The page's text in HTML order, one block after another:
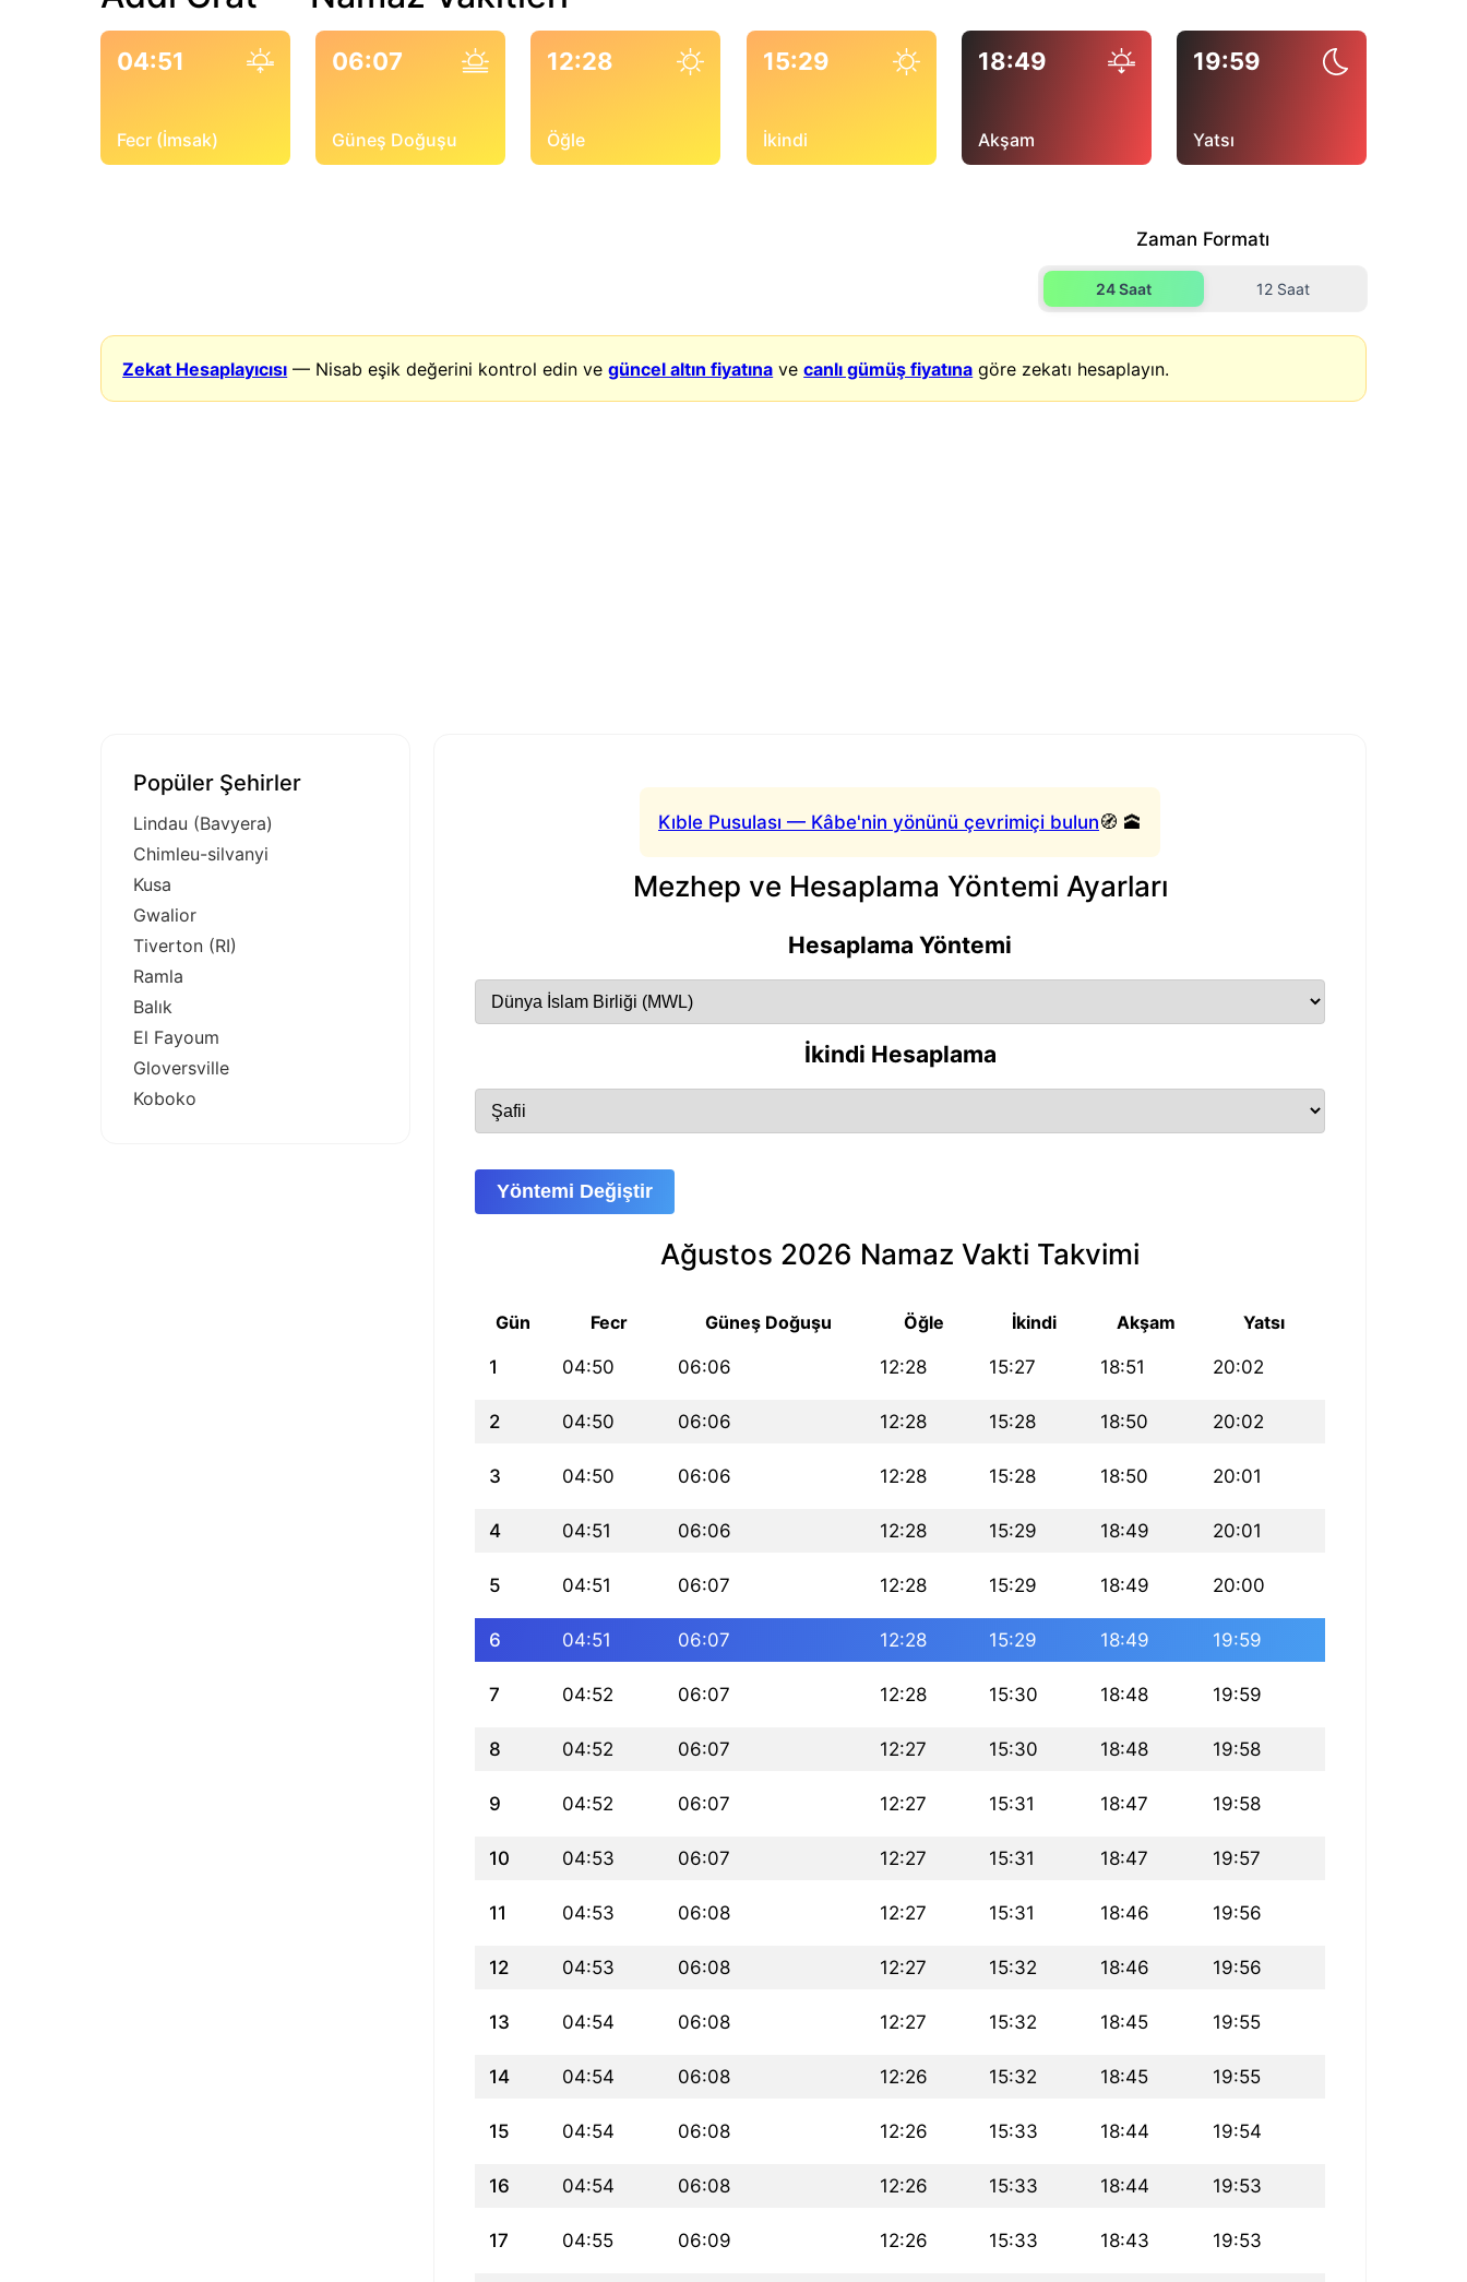
04:51
Fecr (İmsak)
06:07
Güneş Doğuşu
12:28
Öğle
15:29
İkindi
18:49
Akşam
19:59
Yatsı
Zaman Formatı
24 Saat 12 Saat
Zekat Hesaplayıcısı — Nisab eşik değerini kontrol edin vegüncel altın fiyatına vecanlı gümüş fiyatına göre zekatı hesaplayın.
Kıble Pusulası — Kâbe'nin yönünü çevrimiçi bulun🧭 🕋
Mezhep ve Hesaplama Yöntemi Ayarları
Hesaplama Yöntemi
İkindi Hesaplama
Yöntemi Değiştir
Ağustos 2026 Namaz Vakti Takvimi
Gün Fecr Güneş Doğuşu Öğle İkindi Akşam Yatsı
1 04:50 06:06 12:28 15:27 18:51 20:02
2 04:50 06:06 12:28 15:28 18:50 20:02
3 04:50 06:06 12:28 15:28 18:50 20:01
4 04:51 06:06 12:28 15:29 18:49 20:01
5 04:51 06:07 12:28 15:29 18:49 20:00
6 04:51 06:07 12:28 15:29 18:49 19:59
7 04:52 06:07 12:28 15:30 18:48 19:59
8 04:52 06:07 12:27 15:30 18:48 19:58
9 04:52 06:07 12:27 15:31 18:47 19:58
10 04:53 06:07 12:27 15:31 18:47 19:57
11 04:53 06:08 12:27 15:31 18:46 19:56
12 04:53 06:08 12:27 15:32 18:46 19:56
13 04:54 06:08 12:27 15:32 18:45 19:55
14 04:54 06:08 12:26 15:32 18:45 19:55
15 04:54 06:08 12:26 15:33 18:44 19:54
16 04:54 06:08 12:26 15:33 18:44 19:53
17 04:55 06:09 12:26 15:33 18:43 19:53
Popüler Şehirler
Lindau (Bavyera)
Chimleu-silvanyi
Kusa
Gwalior
Tiverton (RI)
Ramla
Balık
El Fayoum
Gloversville
Koboko